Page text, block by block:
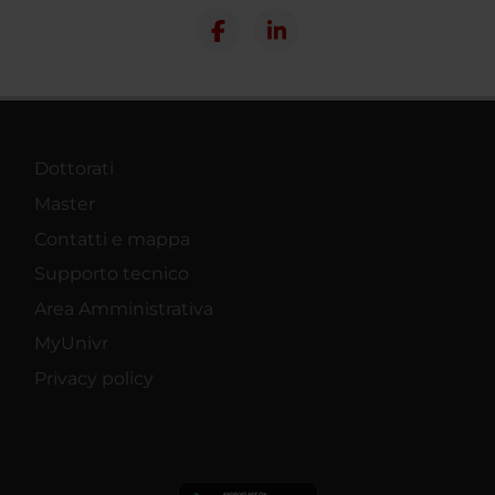
Dottorati
Master
Contatti e mappa
Supporto tecnico
Area Amministrativa
MyUnivr
Privacy policy